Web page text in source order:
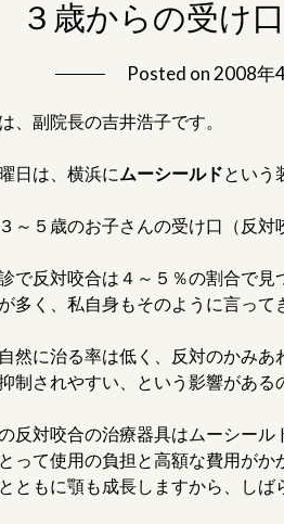
３歳からの受け
Posted on 2008年
、副院長の吉井浩子です。
日は、横浜にムーシールドという
～５歳のお子さんの受け口（反対
で反対咬合は４～５％の割合で
多く、私自身もそのように言って
然に治る率は低く、反対のかみ
制されやすい、という影響がある
反対咬合の治療器具はムーシー
って使用の負担と高額な費用がか
ともに顎も成長しますから、し